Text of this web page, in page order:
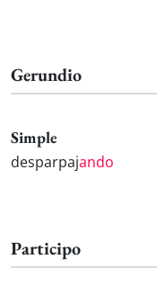
Gerundio
Simple
desparpajando
Participo